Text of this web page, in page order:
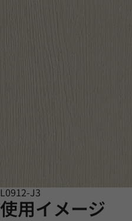
L0912-J3
使用イメージ